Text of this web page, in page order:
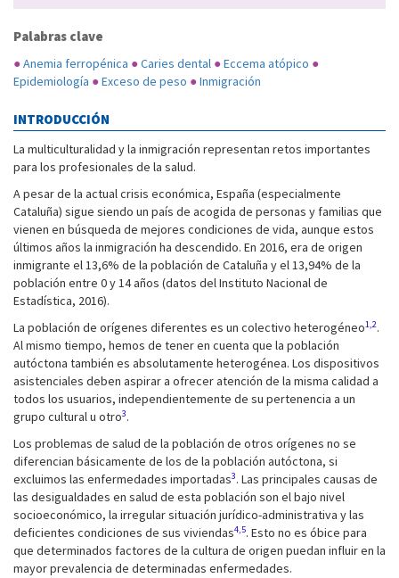
Palabras clave
●Anemia ferropénica ●Caries dental ●Eccema atópico ●
Epidemiología ●Exceso de peso ●Inmigración
INTRODUCCIÓN
La multiculturalidad y la inmigración representan retos importantes
para los profesionales de la salud.
A pesar de la actual crisis económica, España (especialmente
Cataluña) sigue siendo un país de acogida de personas y familias que
vienen en búsqueda de mejores condiciones de vida, aunque estos
últimos años la inmigración ha descendido. En 2016, era de origen
inmigrante el 13,6% de la población de Cataluña y el 13,94% de la
población entre 0 y 14 años (datos del Instituto Nacional de
Estadística, 2016).
La población de orígenes diferentes es un colectivo heterogéneo1,2.
Al mismo tiempo, hemos de tener en cuenta que la población
autóctona también es absolutamente heterogénea. Los dispositivos
asistenciales deben aspirar a ofrecer atención de la misma calidad a
todos los usuarios, independientemente de su pertenencia a un
grupo cultural u otro3.
Los problemas de salud de la población de otros orígenes no se
diferencian básicamente de los de la población autóctona, si
excluimos las enfermedades importadas3. Las principales causas de
las desigualdades en salud de esta población son el bajo nivel
socioeconómico, la irregular situación jurídico-administrativa y las
deficientes condiciones de sus viviendas4,5. Esto no es óbice para
que determinados factores de la cultura de origen puedan influir en la
mayor prevalencia de determinadas enfermedades.